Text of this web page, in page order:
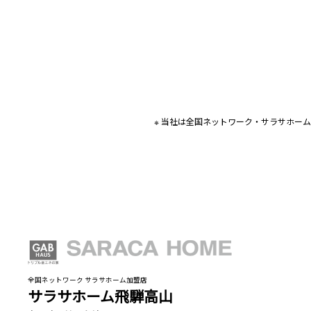
※ 当社は全国ネットワーク・サラサホー
全国ネットワーク サラサホーム加盟店
サラサホーム飛騨高山